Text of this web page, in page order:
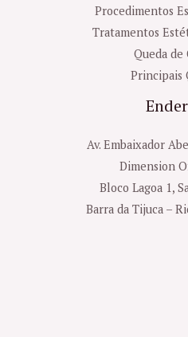
Procedimentos
Tratamentos
Queda de
Principais
Av. Embaixador
Dimension
Bloco Lagoa 1,
Barra da Tijuca –